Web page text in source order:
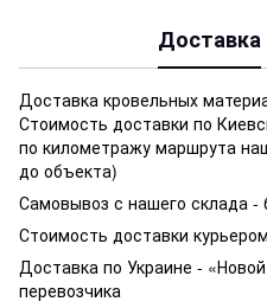
Доставка
Доставка кровельных
Стоимость доставки по
по километражу маршрута
до объекта)
Самовывоз с нашего склада -
Стоимость доставки
Доставка по Украине -
перевозчика